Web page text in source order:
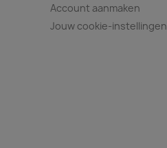
Account aanmaken
Jouw cookie-instellingen